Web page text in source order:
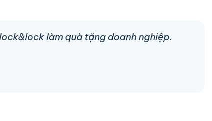
làm quà tặng doanh nghiệp.